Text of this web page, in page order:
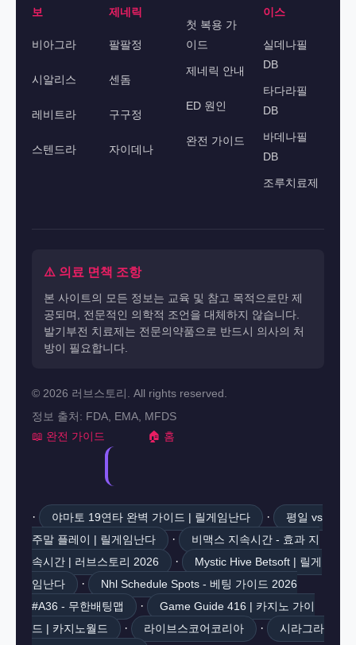
보
비아그라
시알리스
레비트라
스텐드라
제네릭
팔팔정
센돔
구구정
자이데나
첫 복용 가
이드
제네릭 안내
ED 원인
완전 가이드
이스
실데나필
DB
타다라필
DB
바데나필
DB
조루치료제
⚠️ 의료 면책 조항
본 사이트의 모든 정보는 교육 및 참고 목적으로만 제
공되며, 전문적인 의학적 조언을 대체하지 않습니다.
발기부전 치료제는 전문의약품으로 반드시 의사의 처
방이 필요합니다.
© 2026 러브스토리. All rights reserved.
정보 출처: FDA, EMA, MFDS
📖 완전 가이드 🏠 홈
· 야마토 19연타 완벽 가이드 | 릴게임난다 ·
평일 vs
주말 플레이 | 릴게임난다
·
비맥스 지속시간 - 효과 지
속시간 | 러브스토리 2026
·
Mystic Hive Betsoft | 릴게
임난다
·
Nhl Schedule Spots - 베팅 가이드 2026
#A36 - 무한배팅맵
·
Game Guide 416 | 카지노 가이
드 | 카지노월드
· 라이브스코어코리아 · 시라그라